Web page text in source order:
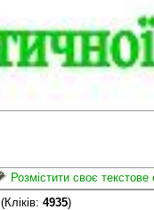
Розмістити своє
(Кліків: 4935)